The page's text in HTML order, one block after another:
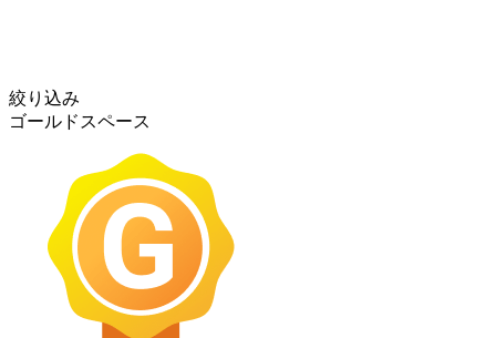
絞り込み
ゴールドスペース